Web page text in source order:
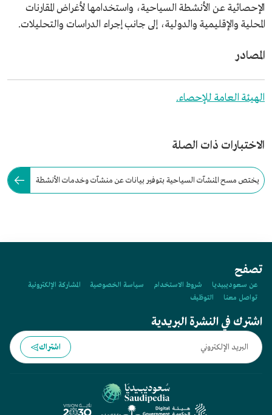
الإحصائية عن الأنشطة السياحية، واستخدامها لأغراض المقارنات
المحلية والإقليمية والدولية، إلى جانب إجراء الدراسات والتحليلات.
المصادر
الهيئة العامة للإحصاء.
الاختبارات ذات الصلة
يختص مسح المنشآت السياحية بتوفير بيانات عن منشآت وخدمات الأنشطة
تصفح
عن سعوديبيديا شروط الاستخدام سياسة الخصوصية
المشاركة الإلكترونية
تواصل معنا
التوظيف
اشترك في النشرة البريدية
اشتراك